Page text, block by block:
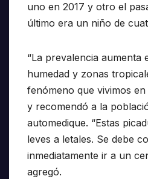
uno en 2017 y otro el
último era un niño de
“La prevalencia aumenta
humedad y zonas
fenómeno que vivimos en
y recomendó a la
automedique. “Estas
leves a letales. Se debe
inmediatamente ir a un
agregó.